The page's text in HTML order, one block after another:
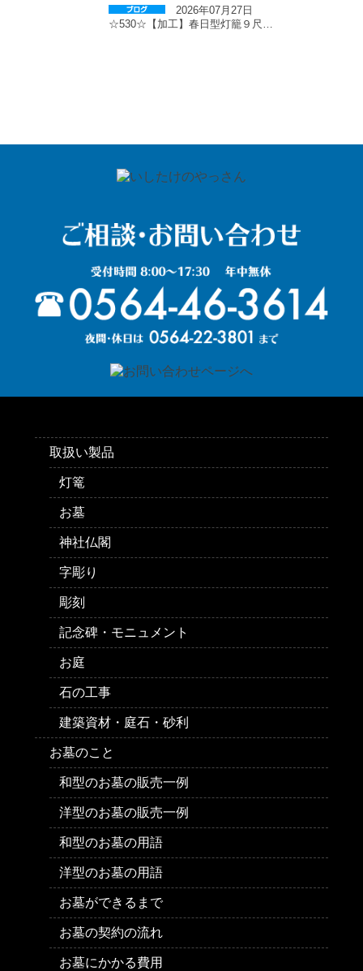
2026年07月27日
☆530☆【加工】春日型灯籠９尺…
取扱い製品
灯篭
お墓
神社仏閣
字彫り
彫刻
記念碑・モニュメント
お庭
石の工事
建築資材・庭石・砂利
お墓のこと
和型のお墓の販売一例
洋型のお墓の販売一例
和型のお墓の用語
洋型のお墓の用語
お墓ができるまで
お墓の契約の流れ
お墓にかかる費用